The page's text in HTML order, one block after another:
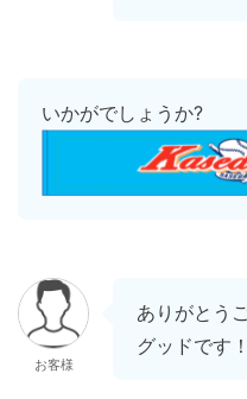
いかがでしょうか?
お客様
ありがとう
グッドです